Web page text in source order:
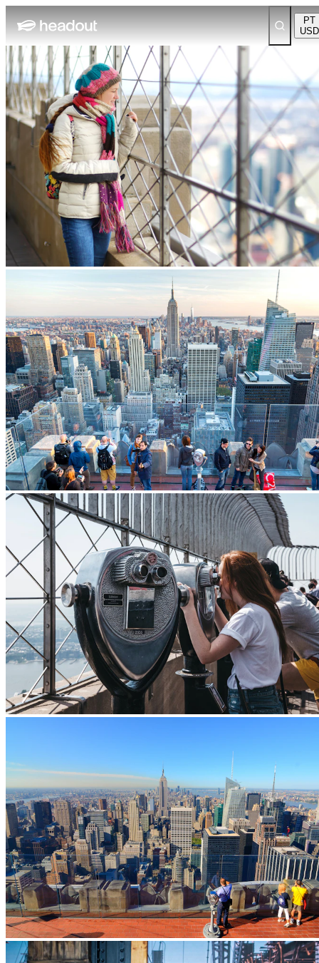
PT
USD